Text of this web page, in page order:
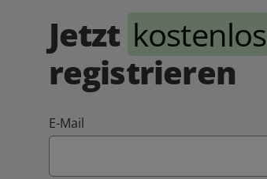
Jetzt kostenlos
registrieren
E-Mail